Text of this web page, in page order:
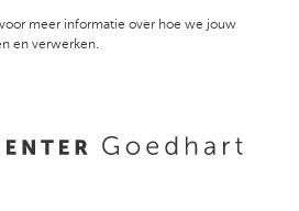
voor meer informatie over hoe we jouw
en verwerken.